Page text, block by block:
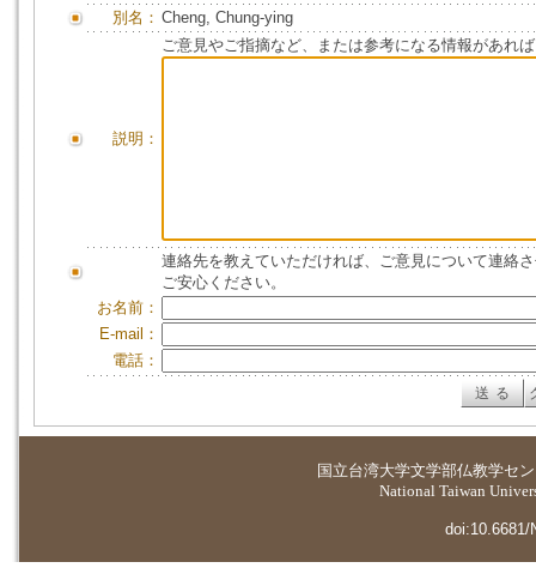
別名： Cheng, Chung-ying
説明：
ご意見やご指摘など、または参考になる情報があれ
連絡先を教えていただければ、ご意見について連絡
ご安心ください。
お名前：
E-mail：
電話：
国立台湾大学文学部仏教学セ
National Taiwan
doi:10.6681/